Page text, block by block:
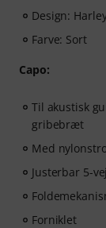
Design:
Farve: Sort
Capo:
Til akustisk
gribebræt
Med
Justerbar 5-
Forniklet